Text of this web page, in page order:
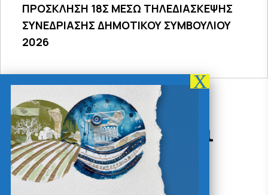
ΠΡΟΣΚΛΗΣΗ 18Σ ΜΕΣΩ ΤΗΛΕΔΙΑΣΚΕΨΗΣ
ΣΥΝΕΔΡΙΑΣΗΣ ΔΗΜΟΤΙΚΟΥ ΣΥΜΒΟΥΛΙΟΥ
2026
Δράσεις - Χρήσιμοι
Σύνδεσμοι